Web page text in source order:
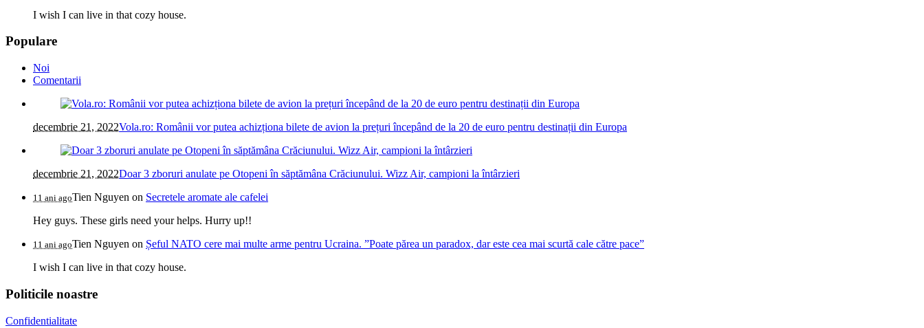
I wish I can live in that cozy house.
Populare
Noi
Comentarii
decembrie 21, 2022Vola.ro: Românii vor putea achizționa bilete de avion la prețuri începând de la 20 de euro pentru destinații din Europa
decembrie 21, 2022Doar 3 zboruri anulate pe Otopeni în săptămâna Crăciunului. Wizz Air, campioni la întârzieri
11 ani agoTien Nguyen on Secretele aromate ale cafelei
Hey guys. These girls need your helps. Hurry up!!
11 ani agoTien Nguyen on Șeful NATO cere mai multe arme pentru Ucraina. ”Poate părea un paradox, dar este cea mai scurtă cale către pace”
I wish I can live in that cozy house.
Politicile noastre
Confidentialitate